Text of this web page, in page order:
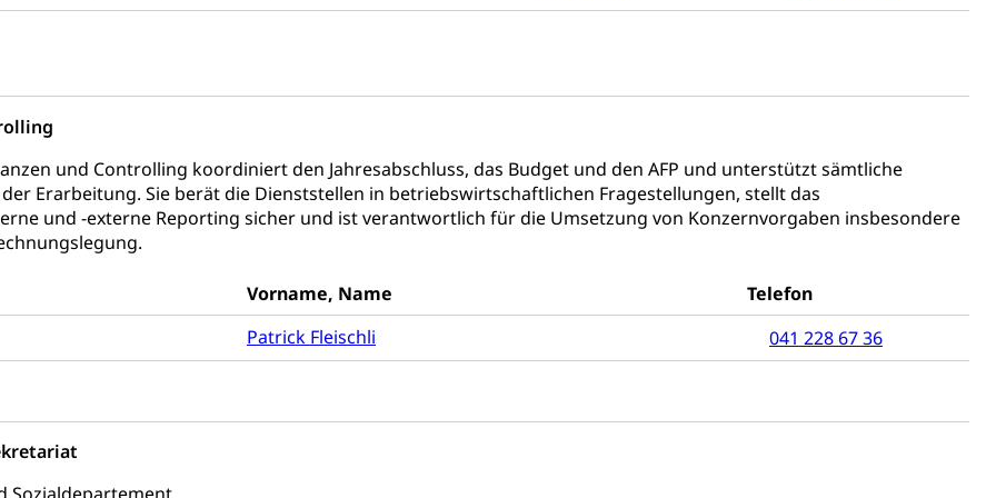
und Controlling koordiniert den Jahresabschluss, das Budget und den AFP und unterstützt sämtliche
Erarbeitung. Sie berät die Dienststellen in betriebswirtschaftlichen Fragestellungen, stellt das
und -externe Reporting sicher und ist verantwortlich für die Umsetzung von Konzernvorgaben insbesondere
Vorname, Name
Telefon
Patrick Fleischli 041 228 67 36
Gemeindeverbände für Abfallentsorgung
Landschaft
Gewässerschutz, Naturschutz, Umweltschutz
Landwirtschaft und Wald) Natur- und Lanschaftsschutz (GEO-Portal rawi) Boden
Schadstoffe, Giftstoffe, Störfall
Grundstück
Grundeigentümerabfrage
Zentralschweiz